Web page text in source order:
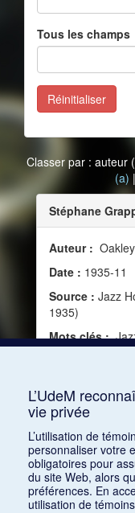
Tous les champs
Réinitialiser
Classer par : auteur
(a) |
Stéphane
Auteur :
Date : 1935-11
Source : Jazz
1935)
Mots clés :
L’UdeM
vie privée
L’utilisation de
personnaliser votre
obligatoires pour
du site Web, alors
préférences. En
utilisation de